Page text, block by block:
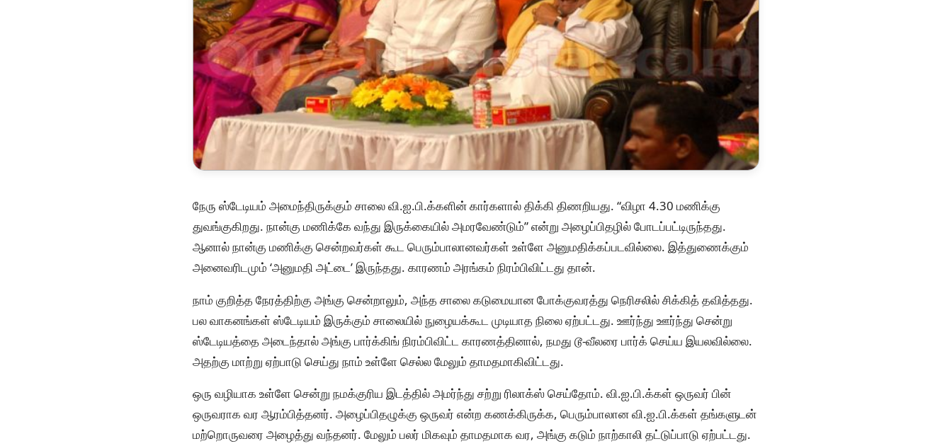
நேரு ஸ்டேடியம் அமைந்திருக்கும் சாலை வி.ஐ.பி.க்களின் கார்களால் திக்கி திணறியது. “விழா 4.30 மணிக்கு
துவங்குகிறது. நான்கு மணிக்கே வந்து இருக்கையில் அமரவேண்டும்” என்று அழைப்பிதழில் போடப்பட்டிருந்தது.
ஆனால் நான்கு மணிக்கு சென்றவர்கள் கூட பெரும்பாலானவர்கள் உள்ளே அனுமதிக்கப்படவில்லை. இத்துணைக்கும்
அனைவரிடமும் ‘அனுமதி அட்டை’ இருந்தது. காரணம் அரங்கம் நிரம்பிவிட்டது தான்.
நாம் குறித்த நேரத்திற்கு அங்கு சென்றாலும், அந்த சாலை கடுமையான போக்குவரத்து நெரிசலில் சிக்கித் தவித்தது.
பல வாகனங்கள் ஸ்டேடியம் இருக்கும் சாலையில் நுழையக்கூட முடியாத நிலை ஏற்பட்டது. ஊர்ந்து ஊர்ந்து சென்று
ஸ்டேடியத்தை அடைந்தால் அங்கு பார்க்கிங் நிரம்பிவிட்ட காரணத்தினால், நமது டூ-வீலரை பார்க் செய்ய இயலவில்லை.
அதற்கு மாற்று ஏற்பாடு செய்து நாம் உள்ளே செல்ல மேலும் தாமதமாகிவிட்டது.
ஒரு வழியாக உள்ளே சென்று நமக்குரிய இடத்தில் அமர்ந்து சற்று ரிலாக்ஸ் செய்தோம். வி.ஐ.பி.க்கள் ஒருவர் பின்
ஒருவராக வர ஆரம்பித்தனர். அழைப்பிதழுக்கு ஒருவர் என்ற கணக்கிருக்க, பெரும்பாலான வி.ஐ.பி.க்கள் தங்களுடன்
மற்றொருவரை அழைத்து வந்தனர். மேலும் பலர் மிகவும் தாமதமாக வர, அங்கு கடும் நாற்காலி தட்டுப்பாடு ஏற்பட்டது.